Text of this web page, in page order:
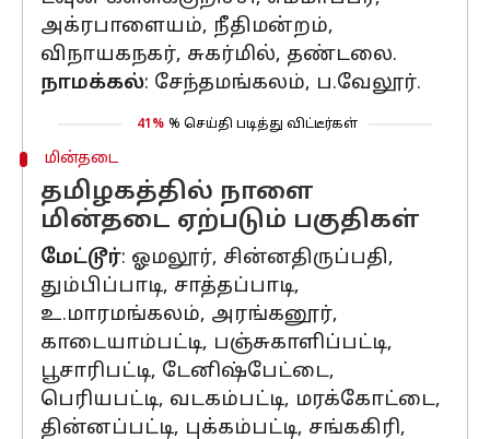
அக்ரபாளையம், நீதிமன்றம்,
விநாயகநகர், சுகர்மில், தண்டலை.
நாமக்கல்: சேந்தமங்கலம், ப.வேலூர்.
41% % செய்தி படித்து விட்டீர்கள்
மின்தடை
தமிழகத்தில் நாளை
மின்தடை ஏற்படும் பகுதிகள்
மேட்டூர்: ஓமலூர், சின்னதிருப்பதி,
தும்பிப்பாடி, சாத்தப்பாடி,
உ.மாரமங்கலம், அரங்கனூர்,
காடையாம்பட்டி, பஞ்சுகாளிப்பட்டி,
பூசாரிபட்டி, டேனிஷ்பேட்டை,
பெரியபட்டி, வடகம்பட்டி, மரக்கோட்டை,
தின்னப்பட்டி, புக்கம்பட்டி, சங்ககிரி,